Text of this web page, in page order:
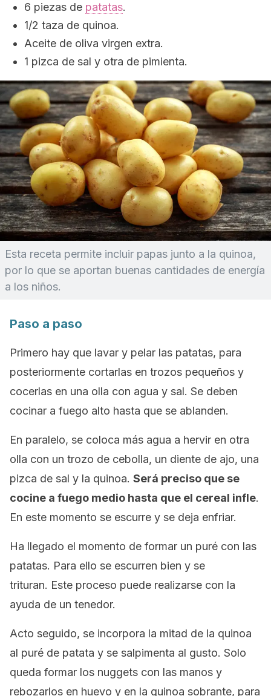
6 piezas de patatas.
1/2 taza de quinoa.
Aceite de oliva virgen extra.
1 pizca de sal y otra de pimienta.
Esta receta permite incluir papas junto a la quinoa,
por lo que se aportan buenas cantidades de energía
a los niños.
Paso a paso
Primero hay que lavar y pelar las patatas, para
posteriormente cortarlas en trozos pequeños y
cocerlas en una olla con agua y sal. Se deben
cocinar a fuego alto hasta que se ablanden.
En paralelo, se coloca más agua a hervir en otra
olla con un trozo de cebolla, un diente de ajo, una
pizca de sal y la quinoa. Será preciso que se
cocine a fuego medio hasta que el cereal infle.
En este momento se escurre y se deja enfriar.
Ha llegado el momento de formar un puré con las
patatas. Para ello se escurren bien y se
trituran. Este proceso puede realizarse con la
ayuda de un tenedor.
Acto seguido, se incorpora la mitad de la quinoa
al puré de patata y se salpimenta al gusto. Solo
queda formar los nuggets con las manos y
rebozarlos en huevo y en la quinoa sobrante, para